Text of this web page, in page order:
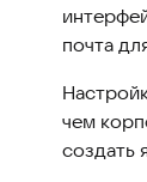
почта
чем
создать